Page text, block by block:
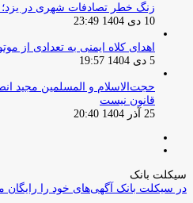
زنگ خطر تصادفات شهری در یزد؛
10 دی 1404 23:49
اهدای کلاه ایمنی به تعدادی از
5 دی 1404 19:57
حجت‌الاسلام و المسلمین مجید
قانون نیست
25 آذر 1404 20:40
سیکلت بانک
در سیکلت بانک آگهی‌های خود را رایگان